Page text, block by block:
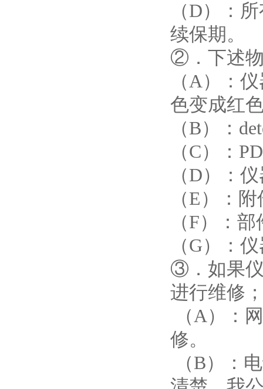
（D）：
续保期。
②．下述
（A）：
色变成红
（B）：
（C）：
（D）：
（E）：
（F）：
（G）：
③．如果
进行维修
（A）：
修。
（B）：